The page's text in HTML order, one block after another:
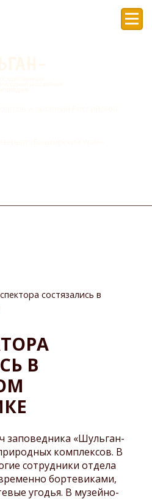
состязались в
В
заповедника «Шульган-
комплексов. В
сотрудники отдела
бортевиками,
угодья. В музейно-